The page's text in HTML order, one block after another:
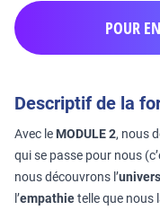
POUR
Descriptif de la
Avec le MODULE 2, nous
qui se passe pour nous
nous découvrons l’
l’empathietelle que nous